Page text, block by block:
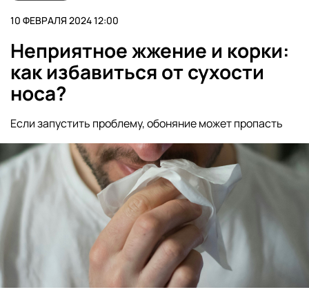
10 ФЕВРАЛЯ 2024 12:00
Неприятное жжение и корки:
как избавиться от сухости
носа?
Если запустить проблему, обоняние может пропасть